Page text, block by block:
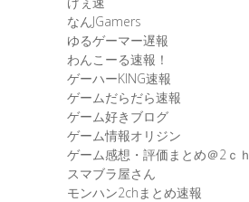
なんJGamers
ゆるゲーマー遅報
わんこーる速報！
ゲーハーKING速報
ゲームだらだら速報
ゲーム好きブログ
ゲーム情報オリジン
ゲーム感想・評価まとめ＠2ｃｈ
スマブラ屋さん
モンハン2chまとめ速報